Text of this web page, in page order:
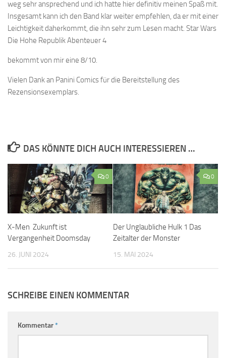
weg sehr ansprechend und ich hatte hier definitiv meinen Spaß mit.
Insgesamt kann ich den Band klar weiter empfehlen, da er mit einer
Leichtigkeit daherkommt, die ihn sehr zum Lesen macht. Star Wars
Die Hohe Republik Abenteuer 4
bekommt von mir eine 8/10.
Vielen Dank an Panini Comics für die Bereitstellung des
Rezensionsexemplars.
DAS KÖNNTE DICH AUCH INTERESSIEREN …
0
X-Men Zukunft ist
Vergangenheit Doomsday
26. JUNI 2024
0
Der Unglaubliche Hulk 1 Das
Zeitalter der Monster
15. MAI 2024
SCHREIBE EINEN KOMMENTAR
Kommentar*